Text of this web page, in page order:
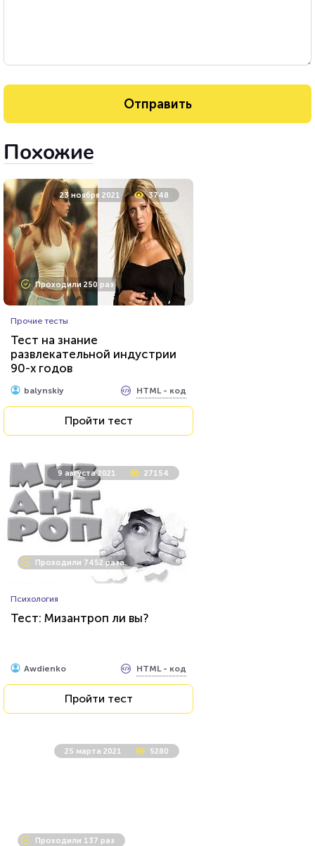
Похожие
23 ноября 2021 3748
Проходили 250 раз
Прочие тесты
Тест на знание
развлекательной индустрии
90-х годов
balynskiy HTML - код
Пройти тест
9 августа 2021 27154
Проходили 7452 раза
Психология
Тест: Мизантроп ли вы?
Awdienko HTML - код
Пройти тест
25 марта 2021 5280
Проходили 137 раз